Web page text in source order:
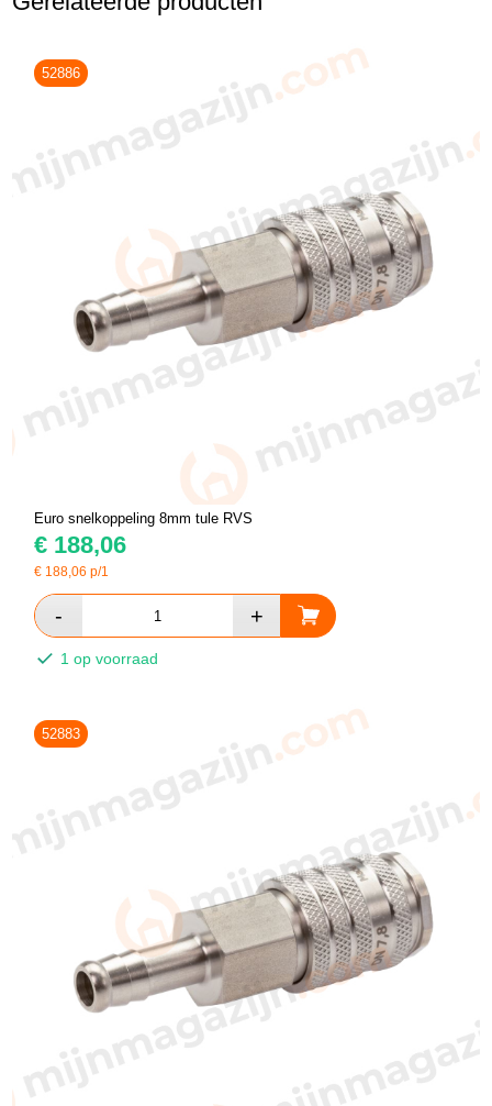
52886
Euro snelkoppeling 8mm tule RVS
€ 188,06
€ 188,06 p/1
1 op voorraad
52883